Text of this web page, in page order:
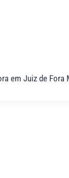
em Juiz de Fora